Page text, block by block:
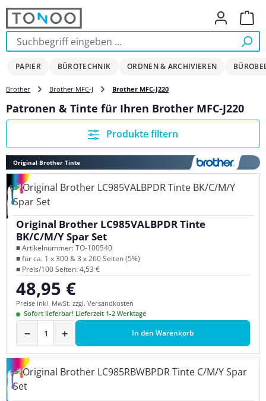
Zum Hauptinhalt springen
PAPIER BÜROTECHNIK ORDNEN & ARCHIVIEREN
Brother Brother MFC-J Brother MFC-J220
Patronen & Tinte für Ihren Brother MFC-J220
Produkte filtern
Original Brother Tinte
Original Brother LC985VALBPDR Tinte
BK/C/M/Y Spar Set
■ Artikelnummer: TO-100540
■ für ca. 1 x 300 & 3 x 260 Seiten (5%)
■ Preis/100 Seiten: 4,53 €
Regulärer Preis:
48,95 €
Preise inkl. MwSt. zzgl. Versandkosten
Sofort lieferbar! Lieferzeit 1-2 Werktage
− + In den Warenkorb